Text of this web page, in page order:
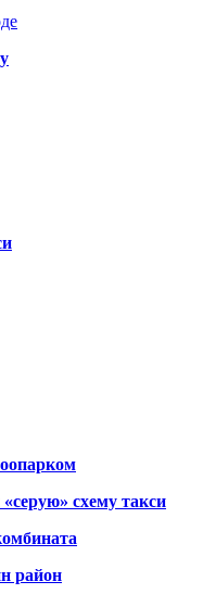
схему такси
район